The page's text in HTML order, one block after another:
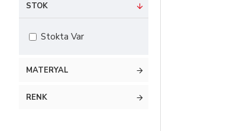
RENK
MATERYAL
STOK
Stokta Var